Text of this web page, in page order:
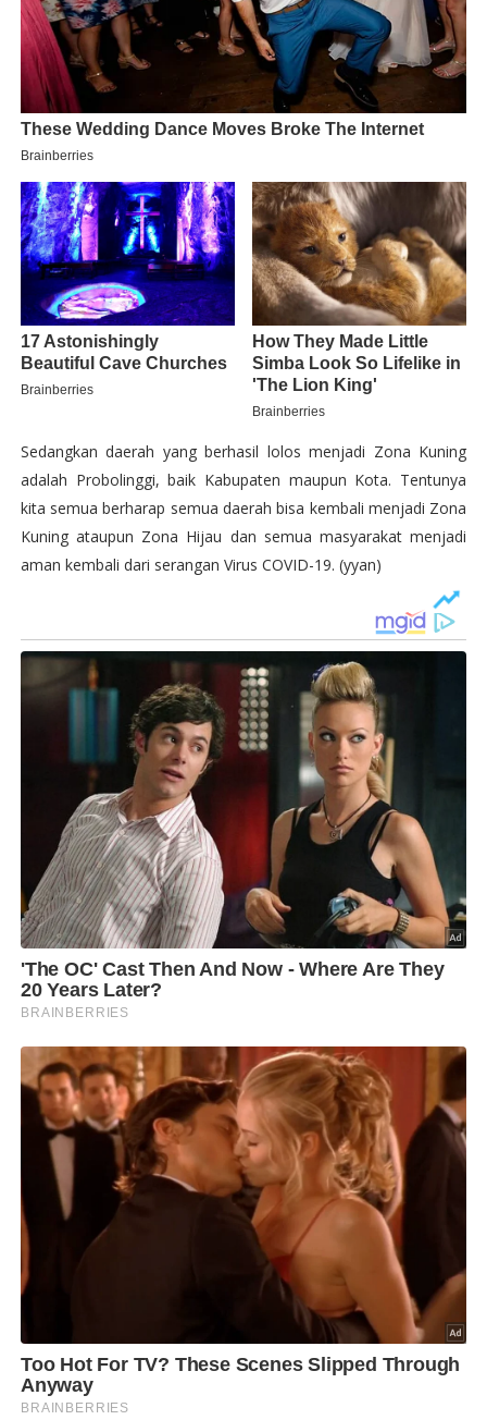
Sedangkan daerah yang berhasil lolos menjadi Zona Kuning
adalah Probolinggi, baik Kabupaten maupun Kota. Tentunya
kita semua berharap semua daerah bisa kembali menjadi Zona
Kuning ataupun Zona Hijau dan semua masyarakat menjadi
aman kembali dari serangan Virus COVID-19. (yyan)